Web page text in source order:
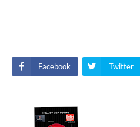
Facebook Twitter